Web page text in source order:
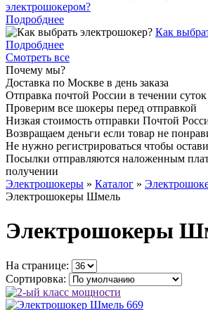
электрошокером?
Подробднее
Как
Подробднее
Смотреть все
Почему мы?
Доставка по Москве в день заказа
Отправка почтой России в течении суток
Проверим все шокеры перед отправкой
Низкая стоимость отправки Почтой
Возвращаем деньги если товар не
Не нужно регистрироваться чтобы
Посылки отправляются наложенным
получении
Электрошокеры » Каталог »
Электрошокеры Шмель
Электрошокеры
На странице:
Сортировка: